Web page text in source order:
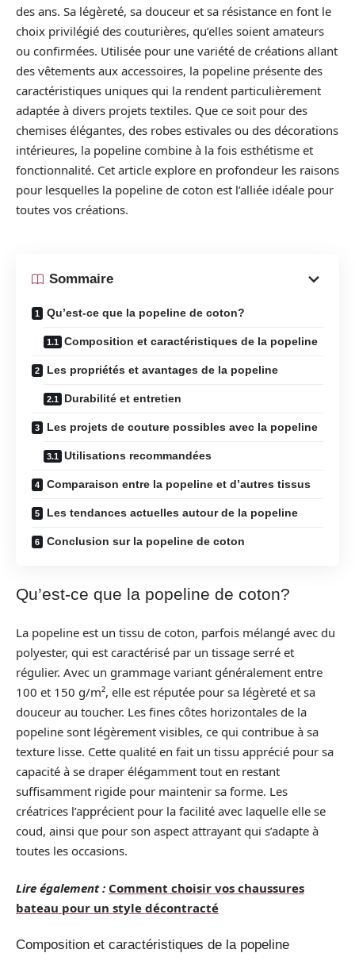
des ans. Sa légèreté, sa douceur et sa résistance en font le
choix privilégié des couturières, qu’elles soient amateurs
ou confirmées. Utilisée pour une variété de créations allant
des vêtements aux accessoires, la popeline présente des
caractéristiques uniques qui la rendent particulièrement
adaptée à divers projets textiles. Que ce soit pour des
chemises élégantes, des robes estivales ou des décorations
intérieures, la popeline combine à la fois esthétisme et
fonctionnalité. Cet article explore en profondeur les raisons
pour lesquelles la popeline de coton est l’alliée idéale pour
toutes vos créations.
Sommaire
Qu’est-ce que la popeline de coton?
Composition et caractéristiques de la popeline
Les propriétés et avantages de la popeline
Durabilité et entretien
Les projets de couture possibles avec la popeline
Utilisations recommandées
Comparaison entre la popeline et d’autres tissus
Les tendances actuelles autour de la popeline
Conclusion sur la popeline de coton
Qu’est-ce que la popeline de coton?
La popeline est un tissu de coton, parfois mélangé avec du
polyester, qui est caractérisé par un tissage serré et
régulier. Avec un grammage variant généralement entre
100 et 150 g/m², elle est réputée pour sa légèreté et sa
douceur au toucher. Les fines côtes horizontales de la
popeline sont légèrement visibles, ce qui contribue à sa
texture lisse. Cette qualité en fait un tissu apprécié pour sa
capacité à se draper élégamment tout en restant
suffisamment rigide pour maintenir sa forme. Les
créatrices l’apprécient pour la facilité avec laquelle elle se
coud, ainsi que pour son aspect attrayant qui s’adapte à
toutes les occasions.
Lire également : Comment choisir vos chaussures
bateau pour un style décontracté
Composition et caractéristiques de la popeline